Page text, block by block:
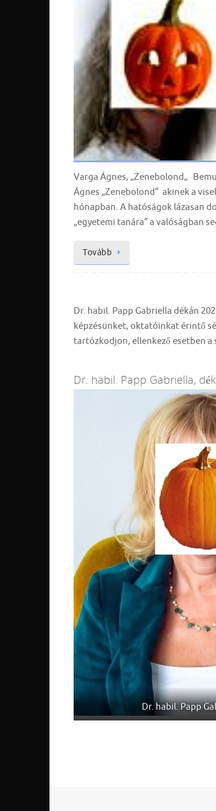
Varga Ágnes, „Zenebolond„
Ágnes „Zenebolond” akinek a
hónapban. A hatóságok lázasan
„egyetemi tanára” a valóságban
Tovább
Dr. habil. Papp Gabriella dékán
képzésünket, oktatóinkat érintő
tartózkodjon, ellenkező esetben a
Dr. habil. Papp Gabriella,
Dr. habil. Papp